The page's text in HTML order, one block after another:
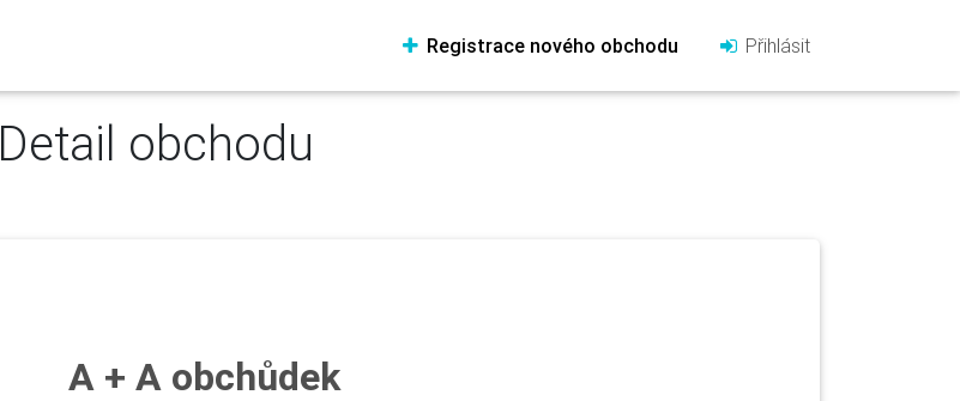
Registrace nového obchodu Přihlásit
Detail obchodu
A + A obchůdek